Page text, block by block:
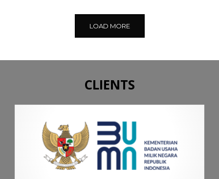
LOAD MORE
CLIENTS